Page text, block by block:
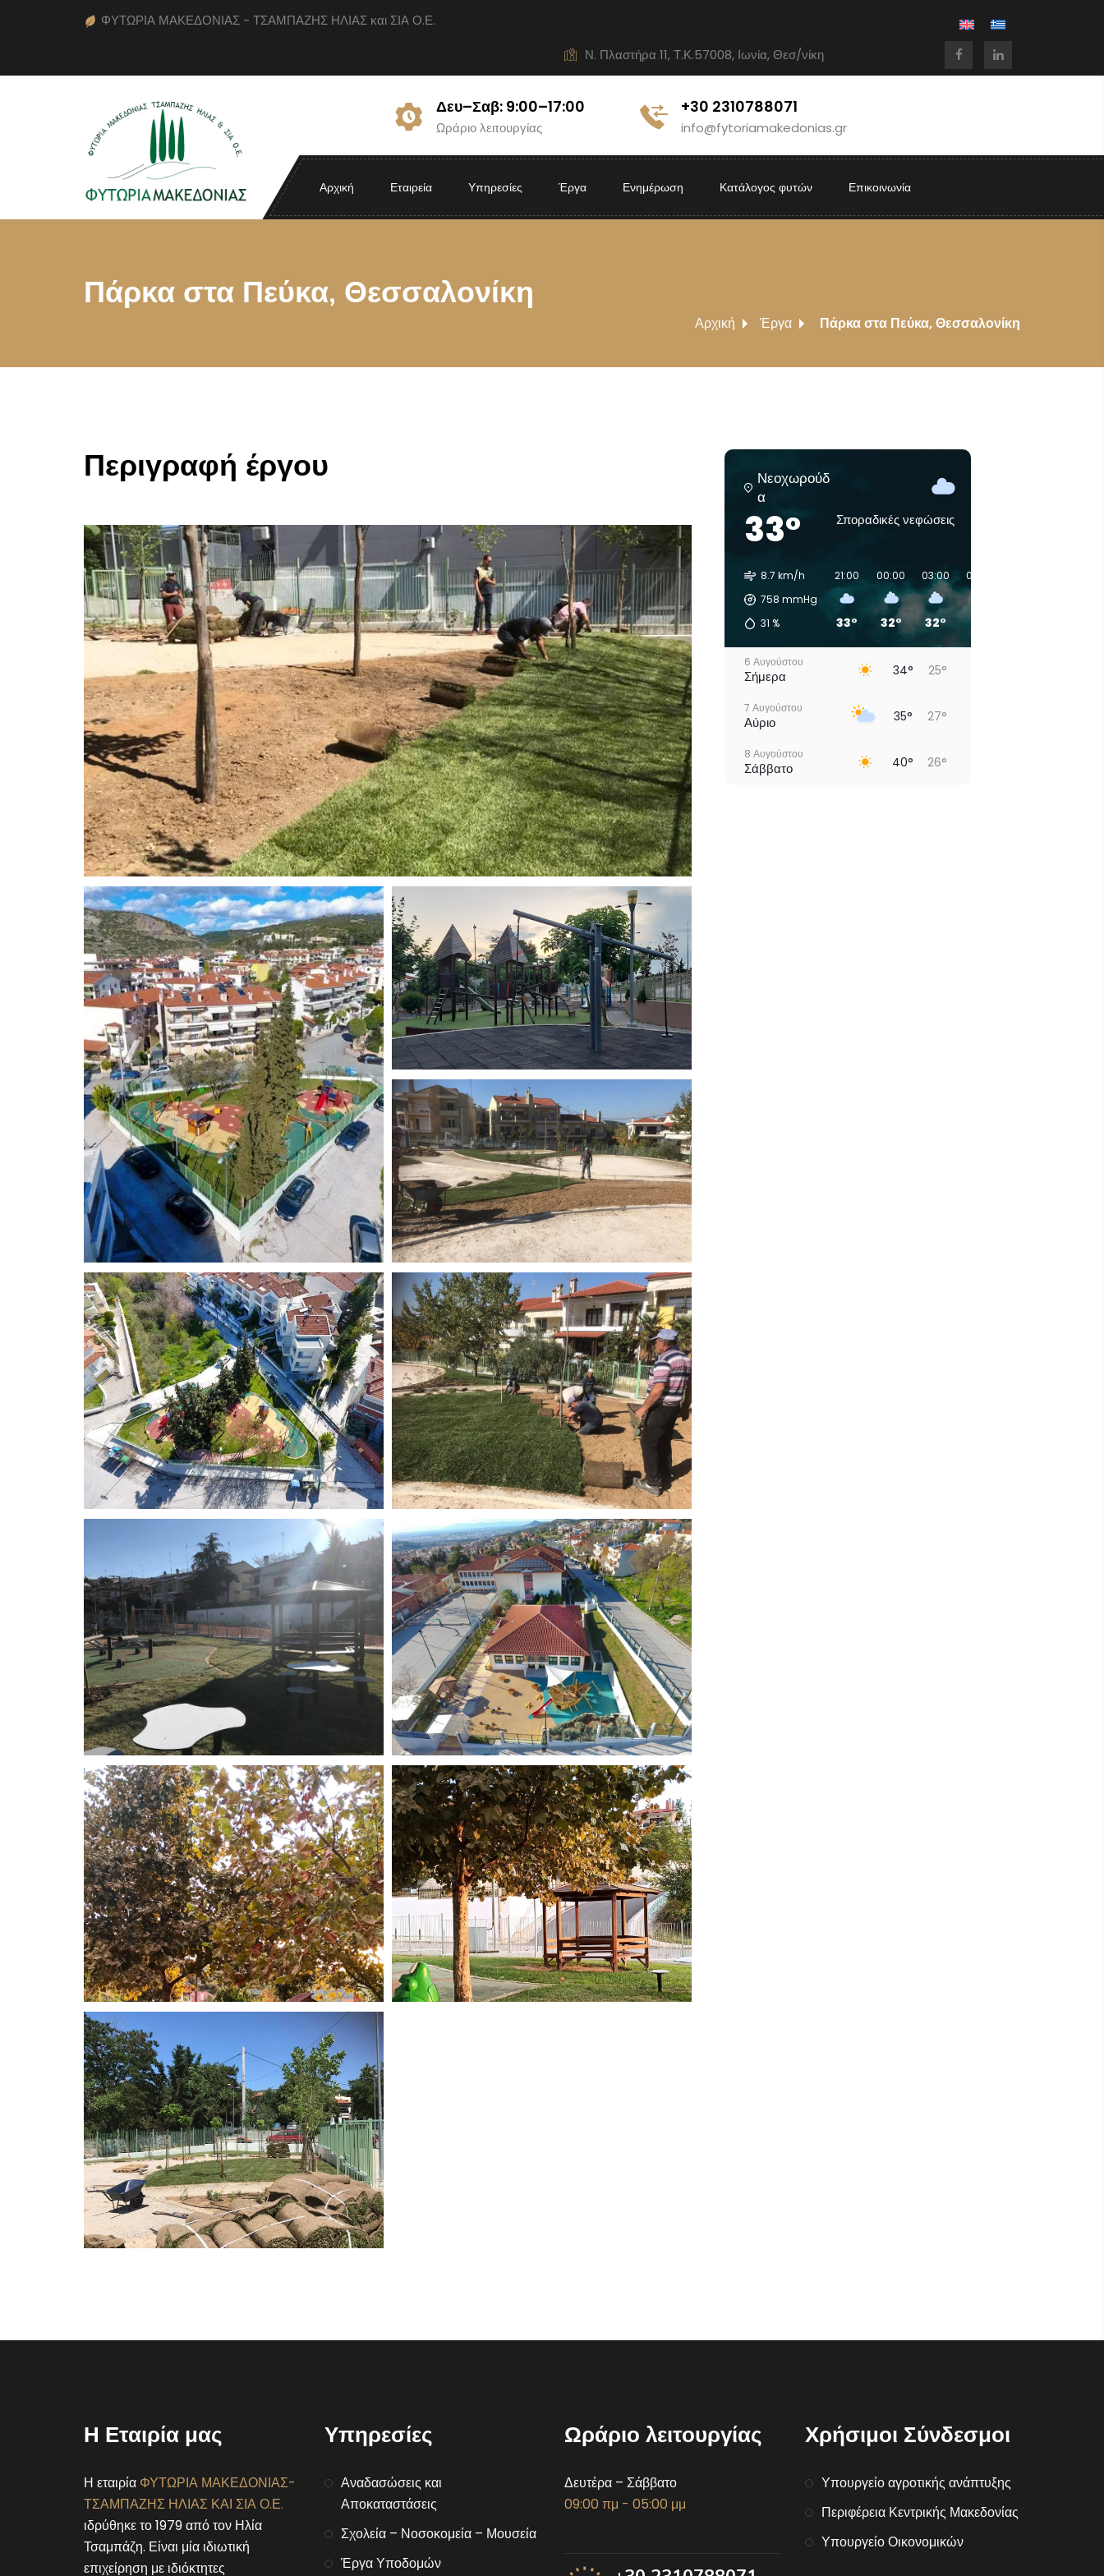
ΦΥΤΩΡΙΑ ΜΑΚΕΔΟΝΙΑΣ - ΤΣΑΜΠΑΖΗΣ ΗΛΙΑΣ και ΣΙΑ Ο.Ε.
Ν. Πλαστήρα 11, Τ.Κ.57008, Ιωνία, Θεσ/νίκη
Δευ–Σαβ: 9:00–17:00
Ωράριο λειτουργίας
+30 2310788071
info@fytoriamakedonias.gr
Αρχική Εταιρεία Υπηρεσίες Έργα Ενημέρωση Κατάλογος φυτών Επικοινωνία
Πάρκα στα Πεύκα, Θεσσαλονίκη
Αρχική Έργα Πάρκα στα Πεύκα, Θεσσαλονίκη
Περιγραφή έργου
Νεοχωρούδ
α
33° Σποραδικές νεφώσεις
8.7 km/h
758 mmHg
31 %
21:00
33°
00:00
32°
03:00
32°
06:00
27°
6 Αυγούστου
Σήμερα 34° 25°
7 Αυγούστου
Αύριο 35° 27°
8 Αυγούστου
Σάββατο 40° 26°
Η Εταιρία μας
Η εταιρία ΦΥΤΩΡΙΑ ΜΑΚΕΔΟΝΙΑΣ-
ΤΣΑΜΠΑΖΗΣ ΗΛΙΑΣ ΚΑΙ ΣΙΑ Ο.Ε.
ιδρύθηκε το 1979 από τον Ηλία
Τσαμπάζη. Είναι μία ιδιωτική
επιχείρηση με ιδιόκτητες
Υπηρεσίες
Αναδασώσεις και
Αποκαταστάσεις
Σχολεία – Νοσοκομεία – Μουσεία
Έργα Υποδομών
Ωράριο λειτουργίας
Δευτέρα – Σάββατο
09:00 πμ - 05:00 μμ
Χρήσιμοι Σύνδεσμοι
Υπουργείο αγροτικής ανάπτυξης
Περιφέρεια Κεντρικής Μακεδονίας
Υπουργείο Οικονομικών